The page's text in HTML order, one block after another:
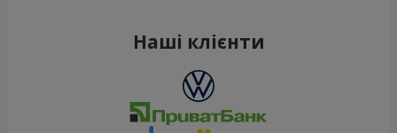
Наші клієнти